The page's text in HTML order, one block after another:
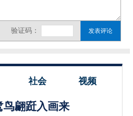
社会 视频
翩跹入画来